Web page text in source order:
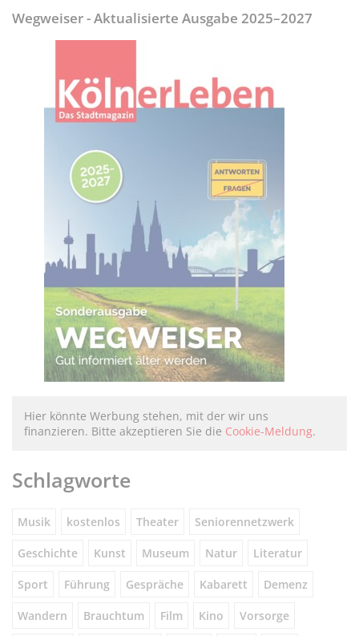
Wegweiser - Aktualisierte Ausgabe 2025–2027
Hier könnte Werbung stehen, mit der wir uns
finanzieren. Bitte akzeptieren Sie die Cookie-Meldung.
Schlagworte
Musik kostenlos Theater Seniorennetzwerk
Geschichte Kunst Museum Natur Literatur
Sport Führung Gespräche Kabarett Demenz
Wandern Brauchtum Film Kino Vorsorge